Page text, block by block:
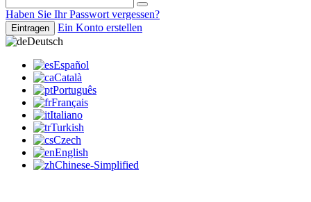
Haben Sie Ihr Passwort vergessen?
Eintragen
Ein Konto erstellen
Deutsch
Español
Català
Português
Français
Italiano
Turkish
Czech
English
Chinese-Simplified